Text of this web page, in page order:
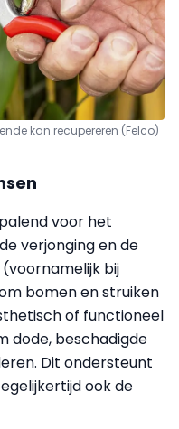
kan recupereren (Felco)
voor het
verjonging en de
bij
bomen en struiken
of functioneel
dode, beschadigde
Dit ondersteunt
ook de